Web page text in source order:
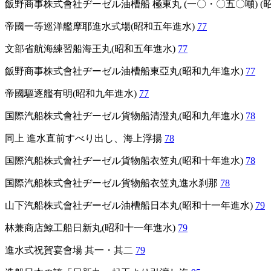
飯野商事株式會社ヂーゼル油槽船 極東丸 (一〇・〇五〇噸) (
帝國一等巡洋艦摩耶進水式場(昭和五年進水) 77
文部省航海練習船海王丸(昭和五年進水) 77
飯野商事株式會社ヂーゼル油槽船東亞丸(昭和九年進水) 77
帝國驅逐艦有明(昭和九年進水) 77
国際汽船株式會社ヂーゼル貨物船清澄丸(昭和九年進水) 78
同上 進水直前すべり出し、海上浮揚 78
国際汽船株式會社ヂーゼル貨物船衣笠丸(昭和十年進水) 78
国際汽船株式會社ヂーゼル貨物船衣笠丸進水刹那 78
山下汽船株式會社ヂーゼル油槽船日本丸(昭和十一年進水) 79
林兼商店鯨工船日新丸(昭和十一年進水) 79
進水式祝賀宴會場 其一・其二 79